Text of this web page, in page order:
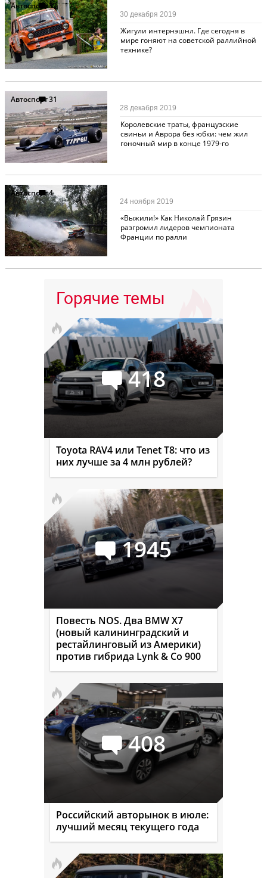
Автоспорт32
Жигули интернэшнл. Где сегодня в
мире гоняют на советской раллийной
технике?
30 декабря 2019
Автоспорт31
Королевские траты, французские
свиньи и Аврора без юбки: чем жил
гоночный мир в конце 1979-го
28 декабря 2019
Автоспорт4
«Выжили!» Как Николай Грязин
разгромил лидеров чемпионата
Франции по ралли
24 ноября 2019
Горячие темы
418
Toyota RAV4 или Tenet T8: что из
них лучше за 4 млн рублей?
1945
Повесть NOS. Два BMW X7
(новый калининградский и
рестайлинговый из Америки)
против гибрида Lynk & Co 900
408
Российский авторынок в июле:
лучший месяц текущего года